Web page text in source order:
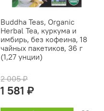
Buddha Teas, Organic
Herbal Tea, куркума и
имбирь, без кофеина, 18
чайных пакетиков, 36 г
(1,27 унции)
2 005 ₽
1 581 ₽